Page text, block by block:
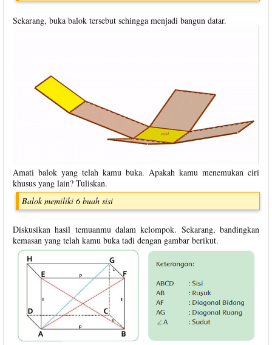
Sekarang, buka balok tersebut sehingga menjadi bangun datar.
Amati balok yang telah kamu buka. Apakah kamu menemukan ciri
khusus yang lain? Tuliskan.
Balok memiliki 6 buah sisi
Diskusikan hasil temuanmu dalam kelompok. Sekarang, bandingkan
kemasan yang telah kamu buka tadi dengan gambar berikut.